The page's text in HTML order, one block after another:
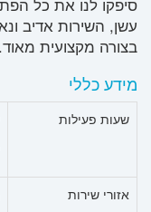
סיפקו לנו את כל
עשן, השירות אדיב
בצורה מקצועית
מידע כללי
שעות פעילות
אזורי שירות